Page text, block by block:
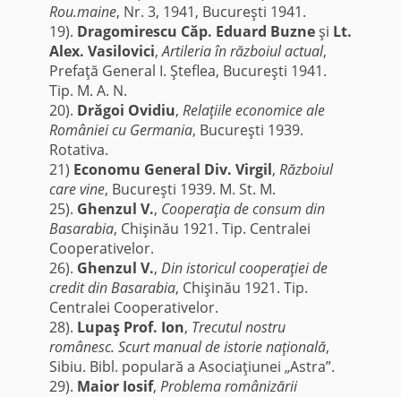
Rou.maine, Nr. 3, 1941, Bucureşti 1941.
19). Dragomirescu Căp. Eduard Buzneşi Lt.
Alex. Vasilovici,Artileria în războiul actual,
Prefaţă General I. Şteflea, Bucureşti 1941.
Tip. M. A. N.
20). Drăgoi Ovidiu, Relaţiile economice ale
României cu Germania, Bucureşti 1939.
Rotativa.
21) Economu General Div. Virgil, Războiul
care vine, Bucureşti 1939. M. St. M.
25). Ghenzul V., Cooperaţia de consum din
Basarabia, Chişinău 1921. Tip. Centralei
Cooperativelor.
26). Ghenzul V., Din istoricul cooperaţiei de
credit din Basarabia, Chişinău 1921. Tip.
Centralei Cooperativelor.
28). Lupaş Prof. Ion, Trecutul nostru
românesc. Scurt manual de istorie naţională,
Sibiu. Bibl. populară a Asociaţiunei „Astra”.
29). Maior Iosif, Problema românizării